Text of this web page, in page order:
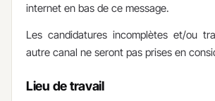
internet en bas de ce message.
Les candidatures incomplètes et/ou
autre canal ne seront pas prises en
Lieu de travail